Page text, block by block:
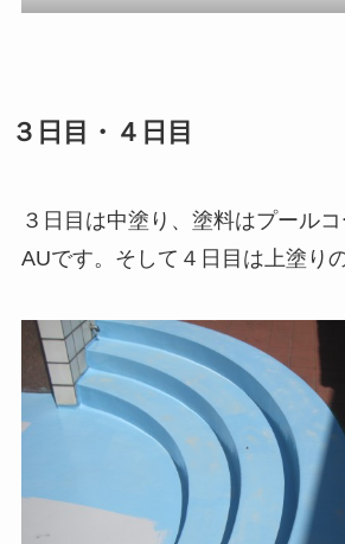
３日目・４日目
３日目は中塗り、塗料はプール
AUです。そして４日目は上塗り